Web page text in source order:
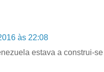
às 22:08
estava a construi-